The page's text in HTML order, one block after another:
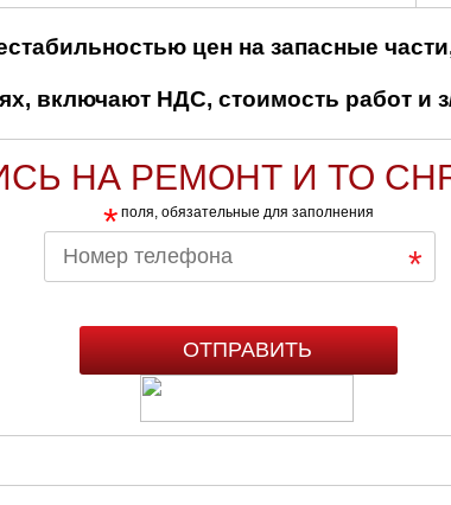
цен на запасные
включают НДС, стоимость работ и
НА РЕМОНТ И ТО
* поля, обязательные для заполнения